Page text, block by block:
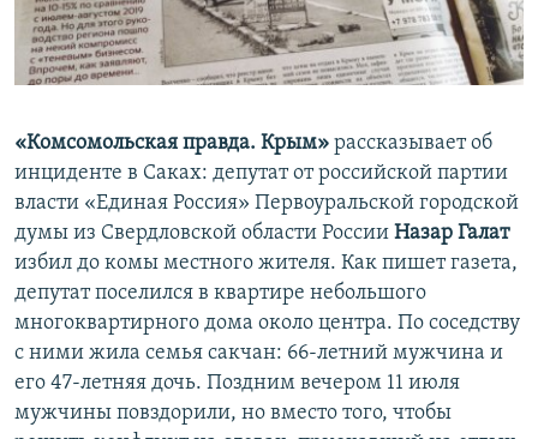
«Комсомольская правда. Крым» рассказывает об
инциденте в Саках: депутат от российской партии
власти «Единая Россия» Первоуральской городской
думы из Свердловской области России Назар Галат
избил до комы местного жителя. Как пишет газета,
депутат поселился в квартире небольшого
многоквартирного дома около центра. По соседству
с ними жила семья сакчан: 66-летний мужчина и
его 47-летняя дочь. Поздним вечером 11 июля
мужчины повздорили, но вместо того, чтобы